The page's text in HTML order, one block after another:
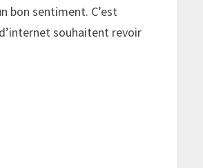
bon sentiment. C’est
souhaitent revoir